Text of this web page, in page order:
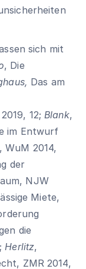
sich mit
, Die
Das am
12;Blank,
im Entwurf
2014,
der
NJW
Miete,
die
Herlitz,
ZMR 2014,